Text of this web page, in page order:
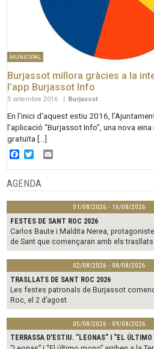
MUNICIPAL
Burjassot millora gràcies a la
l’app Burjassot Info
5 setembre 2016 Burjassot
En l’inici d’aquest estiu 2016,
l’aplicació “Burjassot Info”, una nova
gratuïta […]
Facebook
Twitter
AGENDA
01/08/2026 - 16/08/2026
FESTES DE SANT ROC 2026
Carlos Baute i Maldita Nerea,
de Sant que començaran amb els
02/08/2026 - 08/08/2026
TRASLLATS DE SANT ROC 2026
Les festes patronals de Burjassot
Roc, el 2 d’agost
05/08/2026 - 09/08/2026
TERRASSA D'ESTIU. "LEONAS" I "EL